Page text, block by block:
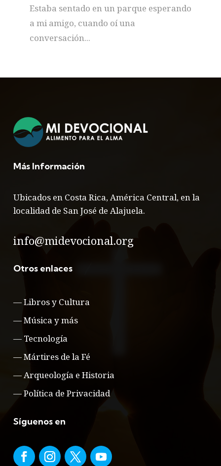
Estaba sentado en un parque esperando
a mi amigo, cuando oí una
conversación...
Más Información
Ubicados en Costa Rica, América Central, en la
localidad de San José de Alajuela.
info@midevocional.org
Otros enlaces
—Libros y Cultura
—Música y más
— Tecnología
—Mártires de la Fé
—Arqueología e Historia
—Política de Privacidad
Síguenos en